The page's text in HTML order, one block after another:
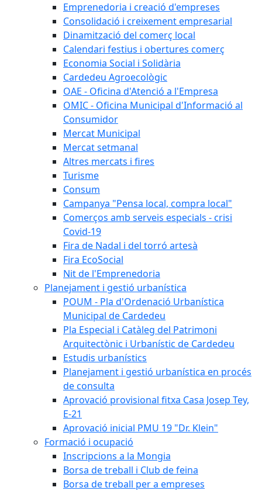
Emprenedoria i creació d'empreses
Consolidació i creixement empresarial
Dinamització del comerç local
Calendari festius i obertures comerç
Economia Social i Solidària
Cardedeu Agroecològic
OAE - Oficina d'Atenció a l'Empresa
OMIC - Oficina Municipal d'Informació al
Consumidor
Mercat Municipal
Mercat setmanal
Altres mercats i fires
Turisme
Consum
Campanya "Pensa local, compra local"
Comerços amb serveis especials - crisi
Covid-19
Fira de Nadal i del torró artesà
Fira EcoSocial
Nit de l'Emprenedoria
Planejament i gestió urbanística
POUM - Pla d'Ordenació Urbanística
Municipal de Cardedeu
Pla Especial i Catàleg del Patrimoni
Arquitectònic i Urbanístic de Cardedeu
Estudis urbanístics
Planejament i gestió urbanística en procés
de consulta
Aprovació provisional fitxa Casa Josep Tey,
E-21
Aprovació inicial PMU 19 "Dr. Klein"
Formació i ocupació
Inscripcions a la Mongia
Borsa de treball i Club de feina
Borsa de treball per a empreses